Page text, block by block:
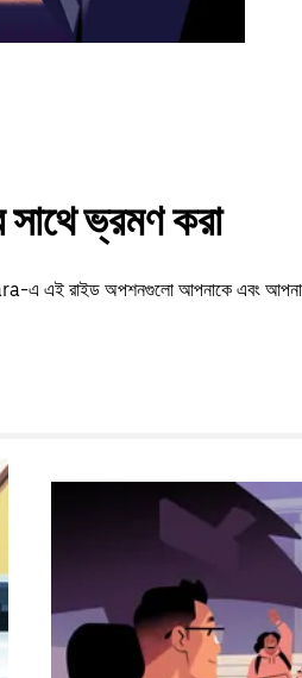
ভ্রমণ করা
এ এই রাইড অপশনগুলো আপনাকে এবং